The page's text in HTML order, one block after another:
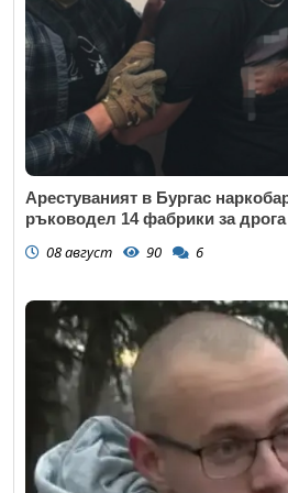
Арестуваният в Бургас
ръководел 14 фабрики за
08 август 90 6